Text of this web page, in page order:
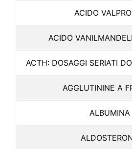
ACIDO
ACIDO
ACTH: DOSAGGI SERIATI
AGGLUTININE A
ALBUMINA